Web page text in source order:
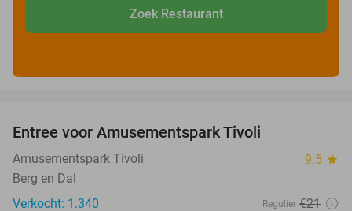
Zoek Restaurant
Entree voor Amusementspark Tivoli
Amusementspark Tivoli 9.5 star
Berg en Dal
Verkocht: 1.340
Regulier €21